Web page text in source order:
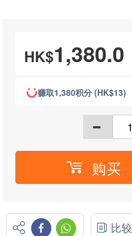
HK$1,380.0
赚取1,380积分 (HK$13)
购买
比较